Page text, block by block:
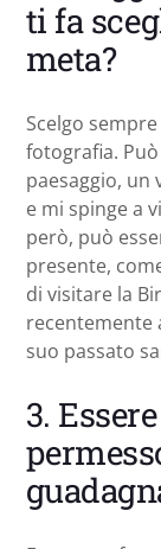
ti fa
meta?
Scelgo
fotografia.
paesaggio, un
e mi spinge a
però, può
presente,
di visitare la
recentemente
suo passato
3.